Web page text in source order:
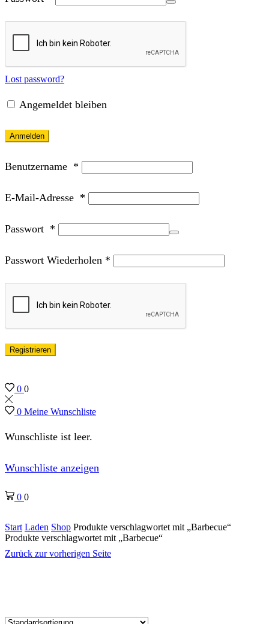
Lost password?
Angemeldet bleiben
Anmelden
Benutzername *
E-Mail-Adresse *
Passwort *
Passwort Wiederholen *
Registrieren
0 0
0 Meine Wunschliste
Wunschliste ist leer.
Wunschliste anzeigen
0 0
Start Laden Shop Produkte verschlagwortet mit „Barbecue“
Produkte verschlagwortet mit „Barbecue“
Zurück zur vorherigen Seite